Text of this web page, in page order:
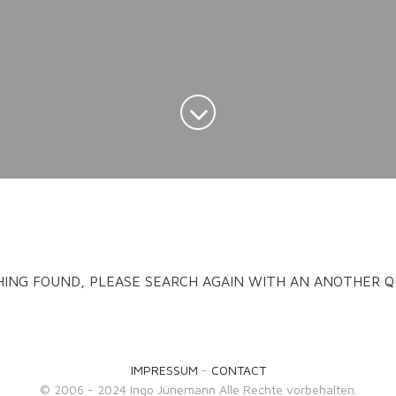
FOUND, PLEASE SEARCH AGAIN WITH AN ANOTHER
IMPRESSUM - CONTACT
© 2006 - 2024 Ingo Jünemann Alle Rechte vorbehalten.